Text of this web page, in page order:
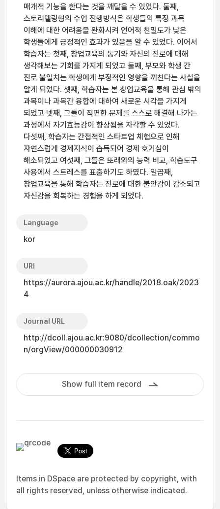
매개적 기능을 한다는 것을 깨달을 수 있었다. 둘째,
스토리텔링형의 수업 진행방식은 학생들의 특정 과목
이해에 대한 어려움을 완화시켜 언어적 친밀도가 낮은
학생들에게 긍정적인 효과가 있음을 알 수 있었다. 이어서
학습자는 첫째, 창업교육의 동기와 자신의 진로에 대해
생각해보는 기회를 가지게 되었고 둘째, 부모와 학생 간
진로 불일치는 학생에게 부정적인 영향을 끼친다는 사실을
알게 되었다. 셋째, 학습자는 본 창업교육을 통해 관심 밖의
과목이나 과목간 융합에 대하여 새로운 시각을 가지게
되었고 넷째, 그들이 직면한 문제를 스스로 해결해 나가는
과정에서 자기효능감이 향상됨을 자각할 수 있었다.
다섯째, 학습자는 간접적인 스타트업 체험으로 인해
자연스럽게 경제지식이 습득되어 경제 호기심이
해소되었고 여섯째, 그들은 또래와의 능력 비교, 학습도구
사용에서 스트레스를 표출하기도 하였다. 일곱째,
창업교육을 통해 학습자는 진로에 대한 불안감이 감소되고
자신감을 회복하는 경험을 하게 되었다.
Language
kor
URI
https://aurora.ajou.ac.kr/handle/2018.oak/2023
4
Journal URL
http://dcoll.ajou.ac.kr:9080/dcollection/commo
n/orgView/000000030912
Show full item record
Items in DSpace are protected by copyright, with
all rights reserved, unless otherwise indicated.